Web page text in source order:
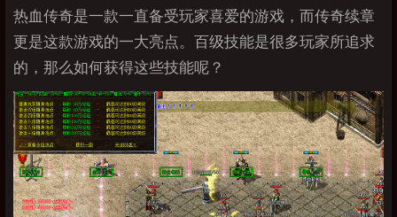
热血传奇是一款一直备受玩家喜爱的游戏，而传奇续章
更是这款游戏的一大亮点。百级技能是很多玩家所追求
的，那么如何获得这些技能呢？